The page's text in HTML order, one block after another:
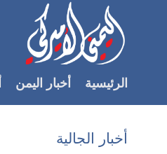
Accessibility
الرئيسي
الأقسام
الرئيسية
الرئيسية أخبار اليمن
أخبار الجالية